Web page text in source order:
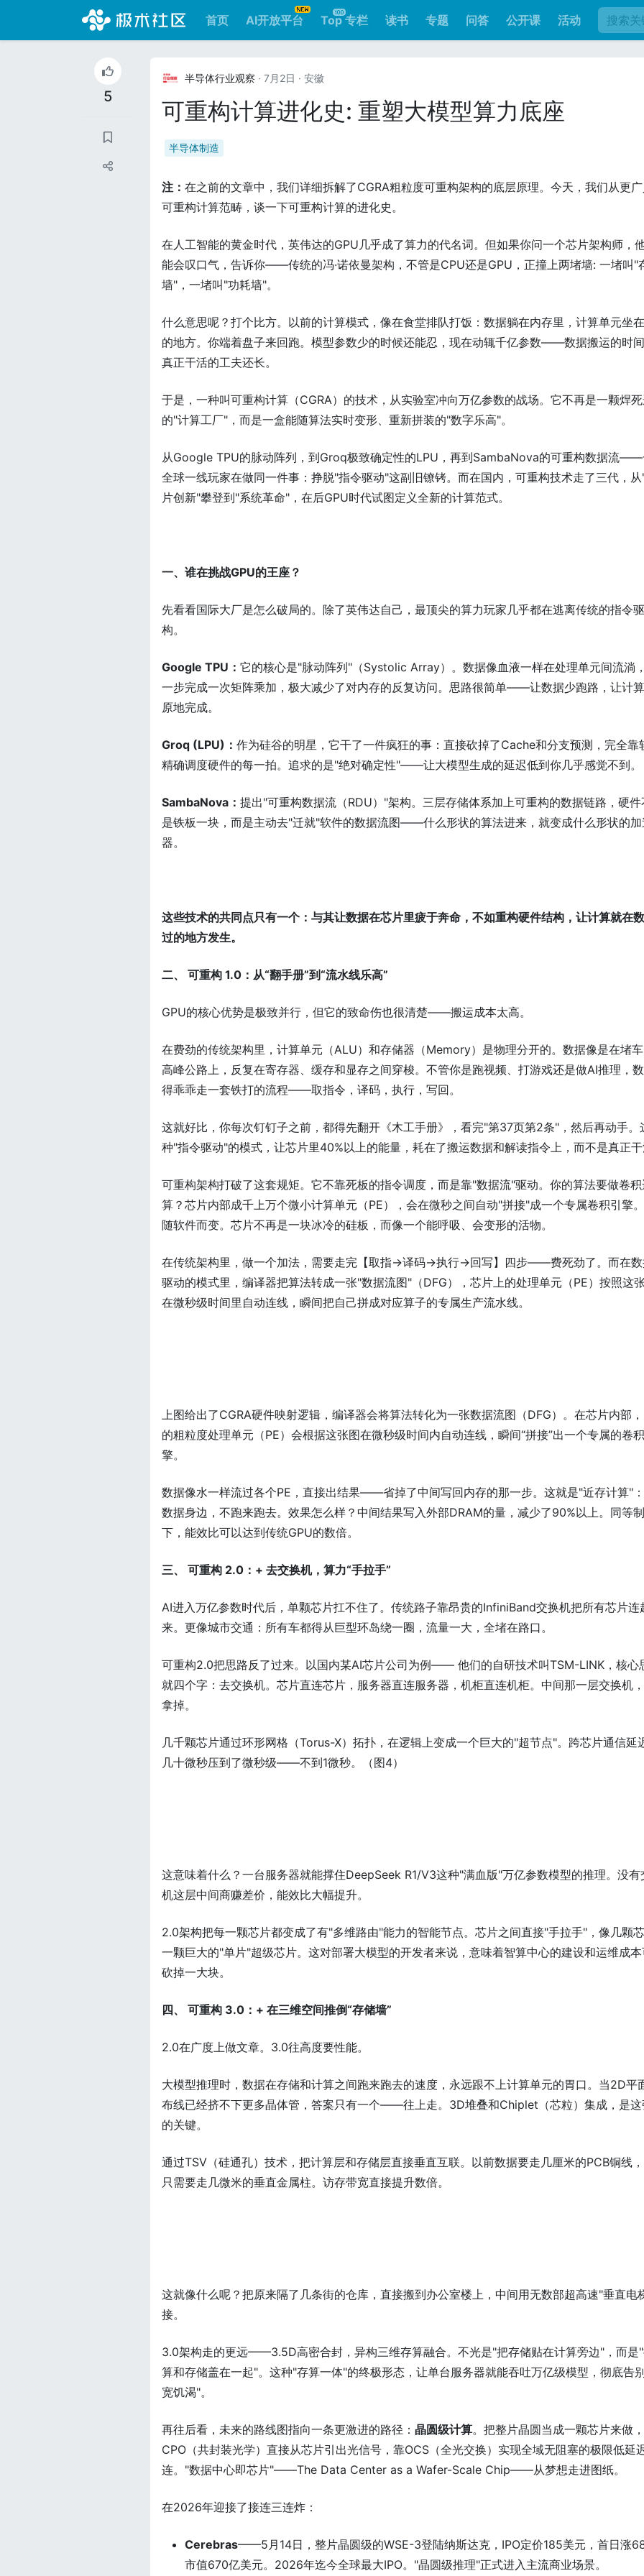
首页 AI开放平台 Top 专栏 读书 专题 问答 公开课 活动
5
半导体行业观察 · 7月2日 · 安徽
可重构计算进化史: 重塑大模型算力底座
半导体制造
注： 在之前的文章中，我们详细拆解了CGRA粗粒度可重构架构的底层原理。今天，我们从更
可重构计算范畴，谈一下可重构计算的进化史。
在人工智能的黄金时代，英伟达的GPU几乎成了算力的代名词。但如果你问一个芯片架构师，
能会叹口气，告诉你——传统的冯·诺依曼架构，不管是CPU还是GPU，正撞上两堵墙: 一堵叫"
墙"，一堵叫"功耗墙"。
什么意思呢？打个比方。以前的计算模式，像在食堂排队打饭：数据躺在内存里，计算单元坐
的地方。你端着盘子来回跑。模型参数少的时候还能忍，现在动辄千亿参数——数据搬运的时
真正干活的工夫还长。
于是，一种叫可重构计算（CGRA）的技术，从实验室冲向万亿参数的战场。它不再是一颗焊
的"计算工厂"，而是一盒能随算法实时变形、重新拼装的"数字乐高"。
从Google TPU的脉动阵列，到Groq极致确定性的LPU，再到SambaNova的可重构数据流
全球一线玩家在做同一件事：挣脱"指令驱动"这副旧镣铐。而在国内，可重构技术走了三代，
片创新"攀登到"系统革命"，在后GPU时代试图定义全新的计算范式。
一、谁在挑战GPU的王座？
先看看国际大厂是怎么破局的。除了英伟达自己，最顶尖的算力玩家几乎都在逃离传统的指令
构。
Google TPU： 它的核心是"脉动阵列"（Systolic Array）。数据像血液一样在处理单元间流淌
一步完成一次矩阵乘加，极大减少了对内存的反复访问。思路很简单——让数据少跑路，让计
原地完成。
Groq (LPU)： 作为硅谷的明星，它干了一件疯狂的事：直接砍掉了Cache和分支预测，完全靠
精确调度硬件的每一拍。追求的是"绝对确定性"——让大模型生成的延迟低到你几乎感觉不到。
SambaNova： 提出"可重构数据流（RDU）"架构。三层存储体系加上可重构的数据链路，硬件
是铁板一块，而是主动去"迁就"软件的数据流图——什么形状的算法进来，就变成什么形状的加
器。
这些技术的共同点只有一个：与其让数据在芯片里疲于奔命，不如重构硬件结构，让计算就在
过的地方发生。
二、 可重构 1.0：从“翻手册”到“流水线乐高”
GPU的核心优势是极致并行，但它的致命伤也很清楚——搬运成本太高。
在费劲的传统架构里，计算单元（ALU）和存储器（Memory）是物理分开的。数据像是在堵
高峰公路上，反复在寄存器、缓存和显存之间穿梭。不管你是跑视频、打游戏还是做AI推理，
得乖乖走一套铁打的流程——取指令，译码，执行，写回。
这就好比，你每次钉钉子之前，都得先翻开《木工手册》，看完"第37页第2条"，然后再动手。
种"指令驱动"的模式，让芯片里40%以上的能量，耗在了搬运数据和解读指令上，而不是真正干
可重构架构打破了这套规矩。它不靠死板的指令调度，而是靠"数据流"驱动。你的算法要做卷积
算？芯片内部成千上万个微小计算单元（PE），会在微秒之间自动"拼接"成一个专属卷积引擎
随软件而变。芯片不再是一块冰冷的硅板，而像一个能呼吸、会变形的活物。
在传统架构里，做一个加法，需要走完【取指→译码→执行→回写】四步——费死劲了。而在
驱动的模式里，编译器把算法转成一张"数据流图"（DFG），芯片上的处理单元（PE）按照这
在微秒级时间里自动连线，瞬间把自己拼成对应算子的专属生产流水线。
上图给出了CGRA硬件映射逻辑，编译器会将算法转化为一张数据流图（DFG）。在芯片内部
的粗粒度处理单元（PE）会根据这张图在微秒级时间内自动连线，瞬间“拼接”出一个专属的卷
擎。
数据像水一样流过各个PE，直接出结果——省掉了中间写回内存的那一步。这就是"近存计算"
数据身边，不跑来跑去。效果怎么样？中间结果写入外部DRAM的量，减少了90%以上。同等
下，能效比可以达到传统GPU的数倍。
三、 可重构 2.0：+ 去交换机，算力“手拉手”
AI进入万亿参数时代后，单颗芯片扛不住了。传统路子靠昂贵的InfiniBand交换机把所有芯片连
来。更像城市交通：所有车都得从巨型环岛绕一圈，流量一大，全堵在路口。
可重构2.0把思路反了过来。以国内某AI芯片公司为例—— 他们的自研技术叫TSM-LINK，核心
就四个字：去交换机。芯片直连芯片，服务器直连服务器，机柜直连机柜。中间那一层交换机
拿掉。
几千颗芯片通过环形网格（Torus-X）拓扑，在逻辑上变成一个巨大的"超节点"。跨芯片通信延
几十微秒压到了微秒级——不到1微秒。（图4）
这意味着什么？一台服务器就能撑住DeepSeek R1/V3这种"满血版"万亿参数模型的推理。没有
机这层中间商赚差价，能效比大幅提升。
2.0架构把每一颗芯片都变成了有"多维路由"能力的智能节点。芯片之间直接"手拉手"，像几颗
一颗巨大的"单片"超级芯片。这对部署大模型的开发者来说，意味着智算中心的建设和运维成本
砍掉一大块。
四、 可重构 3.0：+ 在三维空间推倒“存储墙”
2.0在广度上做文章。3.0往高度要性能。
大模型推理时，数据在存储和计算之间跑来跑去的速度，永远跟不上计算单元的胃口。当2D平
布线已经挤不下更多晶体管，答案只有一个——往上走。3D堆叠和Chiplet（芯粒）集成，是这
的关键。
通过TSV（硅通孔）技术，把计算层和存储层直接垂直互联。以前数据要走几厘米的PCB铜线
只需要走几微米的垂直金属柱。访存带宽直接提升数倍。
这就像什么呢？把原来隔了几条街的仓库，直接搬到办公室楼上，中间用无数部超高速"垂直电
接。
3.0架构走的更远——3.5D高密合封，异构三维存算融合。不光是"把存储贴在计算旁边"，而是
算和存储盖在一起"。这种"存算一体"的终极形态，让单台服务器就能吞吐万亿级模型，彻底告
宽饥渴"。
再往后看，未来的路线图指向一条更激进的路径： 晶圆级计算。把整片晶圆当成一颗芯片来做
CPO（共封装光学）直接从芯片引出光信号，靠OCS（全光交换）实现全域无阻塞的极限低延
连。"数据中心即芯片"——The Data Center as a Wafer-Scale Chip——从梦想走进图纸。
在2026年迎接了接连三连炸：
Cerebras——5月14日，整片晶圆级的WSE-3登陆纳斯达克，IPO定价185美元，首日涨
市值670亿美元。2026年迄今全球最大IPO。"晶圆级推理"正式进入主流商业场景。